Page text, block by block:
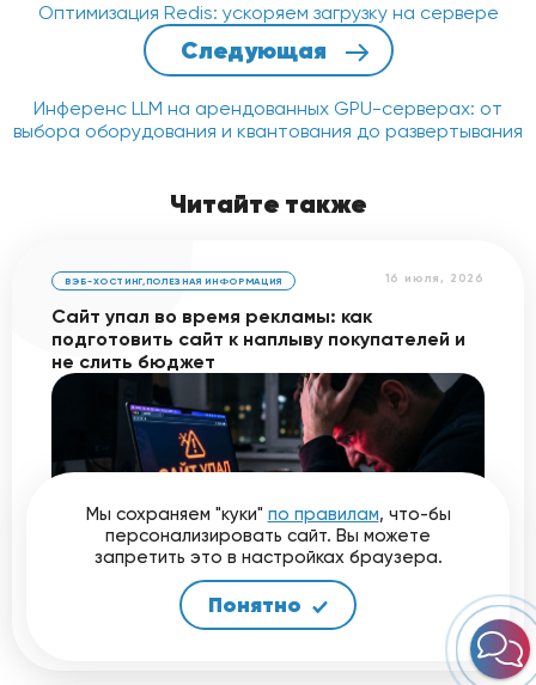
Оптимизация Redis: ускоряем загрузку на сервере
Следующая
Инференс LLM на арендованных GPU-серверах: от
выбора оборудования и квантования до развертывания
Читайте также
16 июля, 2026
ВЭБ-ХОСТИНГ,ПОЛЕЗНАЯ ИНФОРМАЦИЯ
Сайт упал во время рекламы: как
подготовить сайт к наплыву покупателей и
не слить бюджет
Запуск рекламы - это момент истины.
Представьте: бюджет залит, объявления
активны, клики идут, но... вместо каталога
покупатели видят ошибку 503.…
Читать далее
Мы сохраняем "куки" по правилам, что-бы
персонализировать сайт. Вы можете
запретить это в настройках браузера.
Понятно